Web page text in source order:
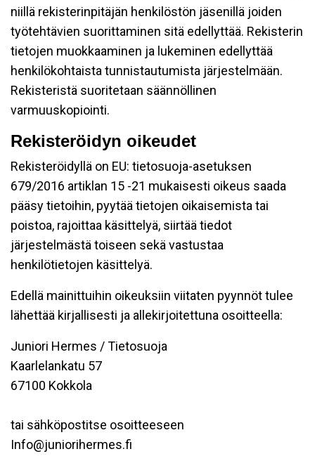
niillä rekisterinpitäjän henkilöstön jäsenillä joiden
työtehtävien suorittaminen sitä edellyttää. Rekisterin
tietojen muokkaaminen ja lukeminen edellyttää
henkilökohtaista tunnistautumista järjestelmään.
Rekisteristä suoritetaan säännöllinen
varmuuskopiointi.
Rekisteröidyn oikeudet
Rekisteröidyllä on EU: tietosuoja-asetuksen
679/2016 artiklan 15 -21 mukaisesti oikeus saada
pääsy tietoihin, pyytää tietojen oikaisemista tai
poistoa, rajoittaa käsittelyä, siirtää tiedot
järjestelmästä toiseen sekä vastustaa
henkilötietojen käsittelyä.
Edellä mainittuihin oikeuksiin viitaten pyynnöt tulee
lähettää kirjallisesti ja allekirjoitettuna osoitteella:
Juniori Hermes / Tietosuoja
Kaarlelankatu 57
67100 Kokkola
tai sähköpostitse osoitteeseen
Info@juniorihermes.fi